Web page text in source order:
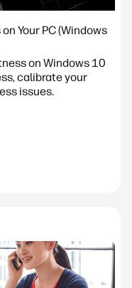
Your PC (Windows
on Windows 10
calibrate your
issues.